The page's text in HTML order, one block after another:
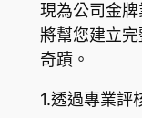
現為公司金牌
將幫您建立
奇蹟。
1.透過專業評